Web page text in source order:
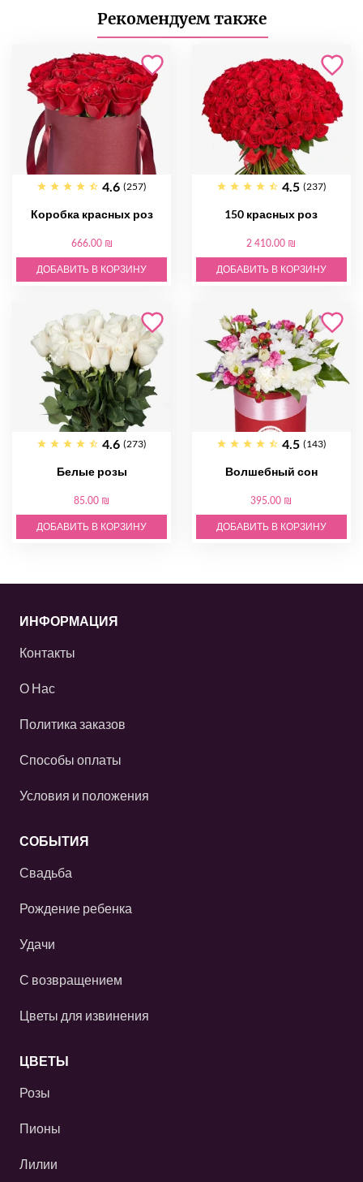
Рекомендуем также
4.6 (257)
Коробка красных роз
666.00 ₪
ДОБАВИТЬ В КОРЗИНУ
4.5 (237)
150 красных роз
2 410.00 ₪
ДОБАВИТЬ В КОРЗИНУ
4.6 (273)
Белые розы
85.00 ₪
ДОБАВИТЬ В КОРЗИНУ
4.5 (143)
Волшебный сон
395.00 ₪
ДОБАВИТЬ В КОРЗИНУ
ИНФОРМАЦИЯ
Контакты
О Нас
Политика заказов
Способы оплаты
Условия и положения
СОБЫТИЯ
Свадьба
Рождение ребенка
Удачи
С возвращением
Цветы для извинения
ЦВЕТЫ
Розы
Пионы
Лилии